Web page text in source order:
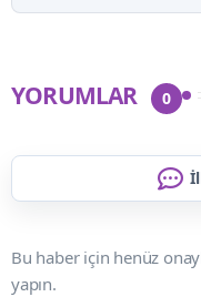
YORUMLAR 0
Bu haber için henüz
yapın.